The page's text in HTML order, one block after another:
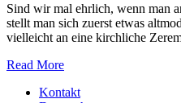
Sind wir mal ehrlich, wenn man
stellt man sich zuerst etwas
vielleicht an eine kirchliche
Read More
Kontakt